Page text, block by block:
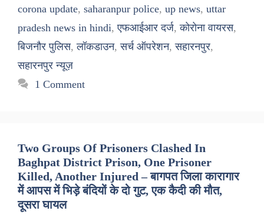
corona update, saharanpur police, up news, uttar
pradesh news in hindi,एफआईआर दर्ज,कोरोना वायरस,
बिजनौर पुलिस,लॉकडाउन,सर्च ऑपरेशन,सहारनपुर,
सहारनपुर न्यूज़
1 Comment
Two Groups Of Prisoners Clashed In
Baghpat District Prison, One Prisoner
Killed, Another Injured – बागपत जिला कारागार
में आपस में भिड़े बंदियों के दो गुट, एक कैदी की मौत,
दूसरा घायल